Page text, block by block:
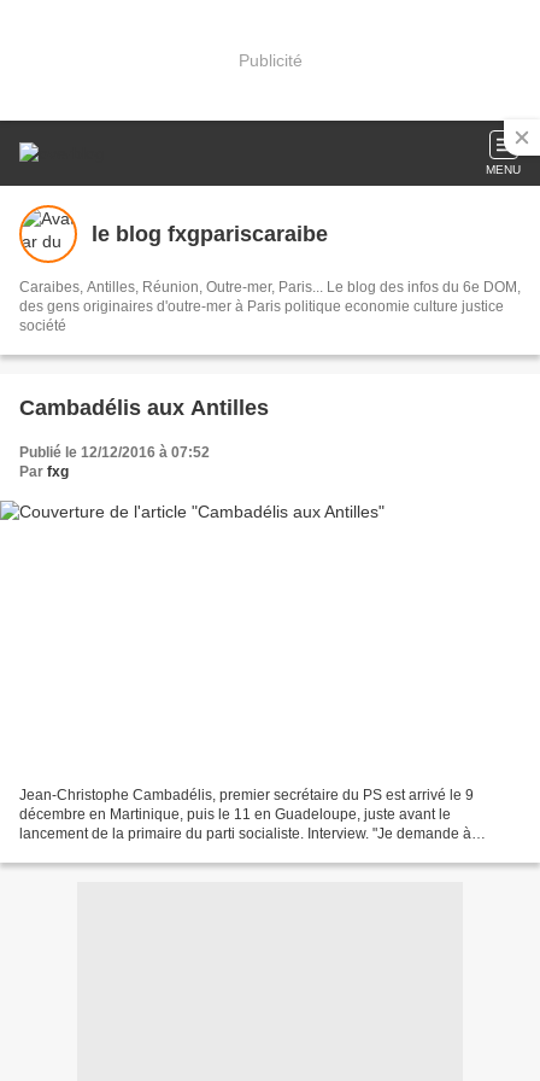
Publicité
MENU
le blog fxgpariscaraibe
Caraibes, Antilles, Réunion, Outre-mer, Paris... Le blog des infos du 6e DOM,
des gens originaires d'outre-mer à Paris politique economie culture justice
société
Cambadélis aux Antilles
Publié le 12/12/2016 à 07:52
Par fxg
Jean-Christophe Cambadélis, premier secrétaire du PS est arrivé le 9
décembre en Martinique, puis le 11 en Guadeloupe, juste avant le
lancement de la primaire du parti socialiste. Interview. "Je demande à